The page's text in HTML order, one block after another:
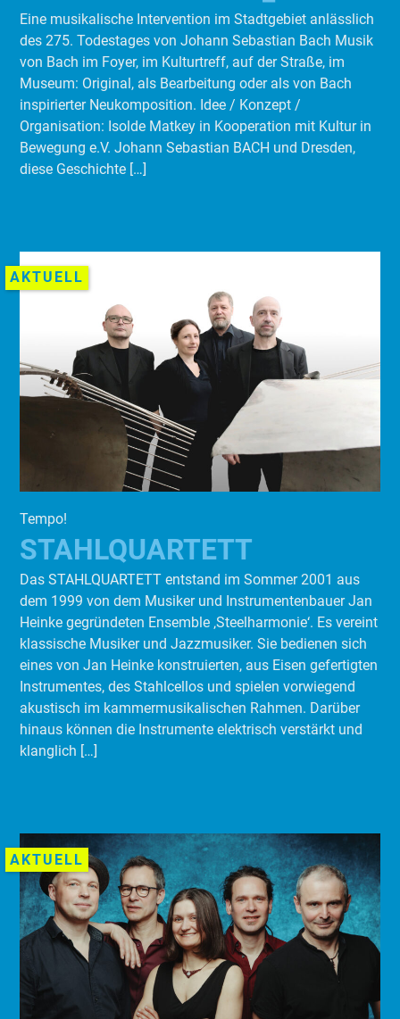
Eine musikalische Intervention im Stadtgebiet anlässlich
des 275. Todestages von Johann Sebastian Bach Musik
von Bach im Foyer, im Kulturtreff, auf der Straße, im
Museum: Original, als Bearbeitung oder als von Bach
inspirierter Neukomposition. Idee / Konzept /
Organisation: Isolde Matkey in Kooperation mit Kultur in
Bewegung e.V. Johann Sebastian BACH und Dresden,
diese Geschichte […]
AKTUELL
Tempo!
STAHLQUARTETT
Das STAHLQUARTETT entstand im Sommer 2001 aus
dem 1999 von dem Musiker und Instrumentenbauer Jan
Heinke gegründeten Ensemble ‚Steelharmonie‘. Es vereint
klassische Musiker und Jazzmusiker. Sie bedienen sich
eines von Jan Heinke konstruierten, aus Eisen gefertigten
Instrumentes, des Stahlcellos und spielen vorwiegend
akustisch im kammermusikalischen Rahmen. Darüber
hinaus können die Instrumente elektrisch verstärkt und
klanglich […]
AKTUELL